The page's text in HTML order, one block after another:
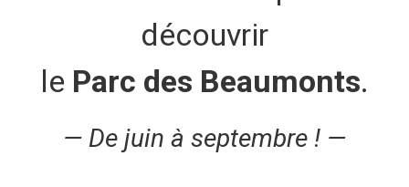
découvrir
le Parc des Beaumonts.
— De juin à septembre ! —